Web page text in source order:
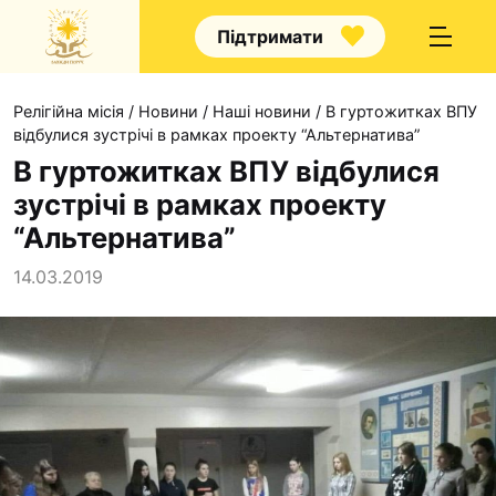
Підтримати
Про нас
Наш покровитель
Контакти
Проекти
Релігійна місія / Новини / Наші новини / В гуртожитках ВПУ
відбулися зустрічі в рамках проекту “Альтернатива”
В гуртожитках ВПУ відбулися
зустрічі в рамках проекту
“Альтернатива”
14.03.2019